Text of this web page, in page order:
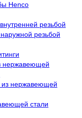
Henco
резьбой
резьбой
нержавеющей
из нержавеющей
стали